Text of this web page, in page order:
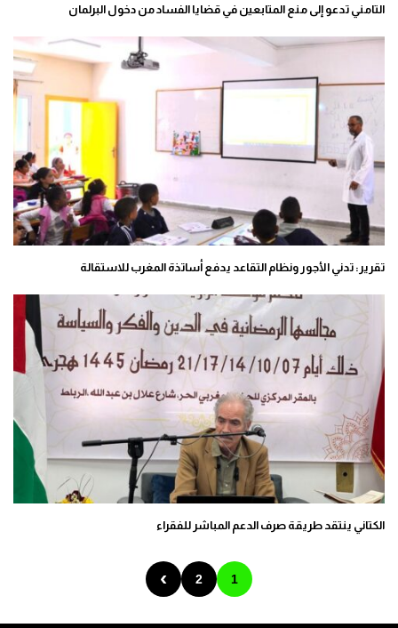
التامني تدعو إلى منع المتابعين في قضايا الفساد من دخول البرلمان
تقرير: تدني الأجور ونظام التقاعد يدفع أساتذة المغرب للاستقالة
الكتاني ينتقد طريقة صرف الدعم المباشر للفقراء
1
2
›